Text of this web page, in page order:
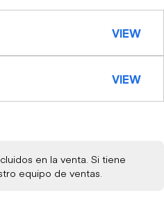
VIEW
VIEW
en la venta. Si tiene
equipo de ventas.